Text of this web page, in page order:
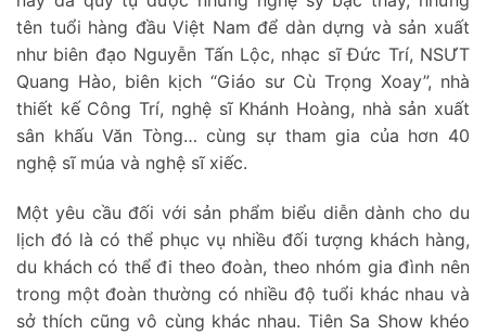
tên tuổi hàng đầu Việt Nam để dàn dựng và sản xuất
như biên đạo Nguyễn Tấn Lộc, nhạc sĩ Đức Trí, NSƯT
Quang Hào, biên kịch “Giáo sư Cù Trọng Xoay”, nhà
thiết kế Công Trí, nghệ sĩ Khánh Hoàng, nhà sản xuất
sân khấu Văn Tòng… cùng sự tham gia của hơn 40
nghệ sĩ múa và nghệ sĩ xiếc.
Một yêu cầu đối với sản phẩm biểu diễn dành cho du
lịch đó là có thể phục vụ nhiều đối tượng khách hàng,
du khách có thể đi theo đoàn, theo nhóm gia đình nên
trong một đoàn thường có nhiều độ tuổi khác nhau và
sở thích cũng vô cùng khác nhau. Tiên Sa Show khéo